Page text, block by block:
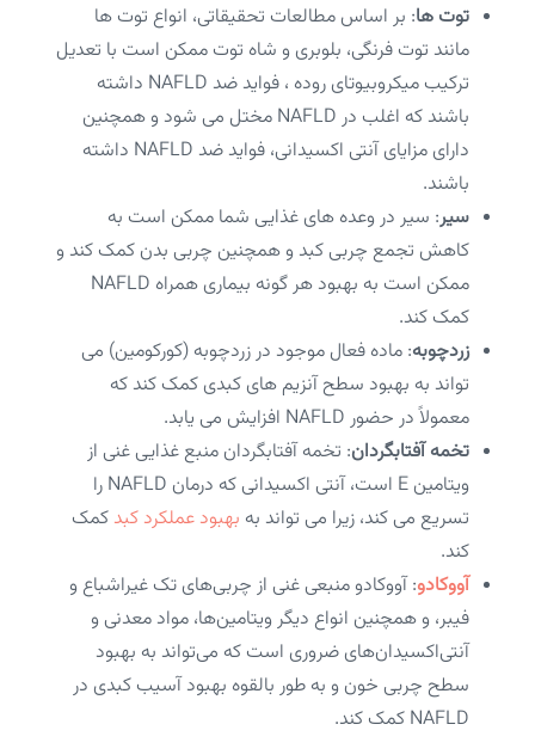
توت ها: بر اساس مطالعات تحقیقاتی، انواع توت ها
مانند توت فرنگی، بلوبری و شاه توت ممکن است با تعدیل
ترکیب میکروبیوتای روده ، فواید ضد NAFLD داشته
باشند که اغلب در NAFLD مختل می شود و همچنین
دارای مزایای آنتی اکسیدانی، فواید ضد NAFLD داشته
باشند.
سیر: سیر در وعده های غذایی شما ممکن است به
کاهش تجمع چربی کبد و همچنین چربی بدن کمک کند و
ممکن است به بهبود هر گونه بیماری همراه NAFLD
کمک کند.
زردچوبه: ماده فعال موجود در زردچوبه (کورکومین) می
تواند به بهبود سطح آنزیم های کبدی کمک کند که
معمولاً در حضور NAFLD افزایش می یابد.
تخمه آفتابگردان: تخمه آفتابگردان منبع غذایی غنی از
ویتامین E است، آنتی اکسیدانی که درمان NAFLD را
تسریع می کند، زیرا می تواند به بهبود عملکرد کبد کمک
کند.
آووکادو: آووکادو منبعی غنی از چربی‌های تک غیراشباع و
فیبر، و همچنین انواع دیگر ویتامین‌ها، مواد معدنی و
آنتی‌اکسیدان‌های ضروری است که می‌تواند به بهبود
سطح چربی خون و به طور بالقوه بهبود آسیب کبدی در
NAFLD کمک کند.